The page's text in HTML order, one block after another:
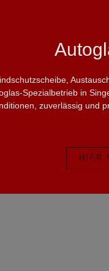
Spezialbetrieb in
zuverlässig und
HIER